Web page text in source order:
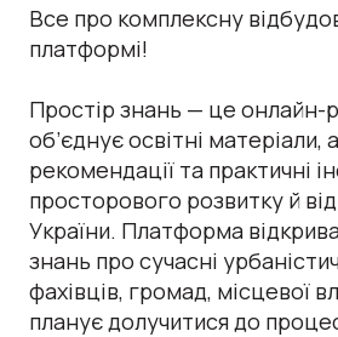
Все про комплексну
платформі!
Простір знань — це онлайн-
об’єднує освітні матеріали,
рекомендації та практичні
просторового розвитку й
України. Платформа
знань про сучасні
фахівців, громад, місцевої
планує долучитися до